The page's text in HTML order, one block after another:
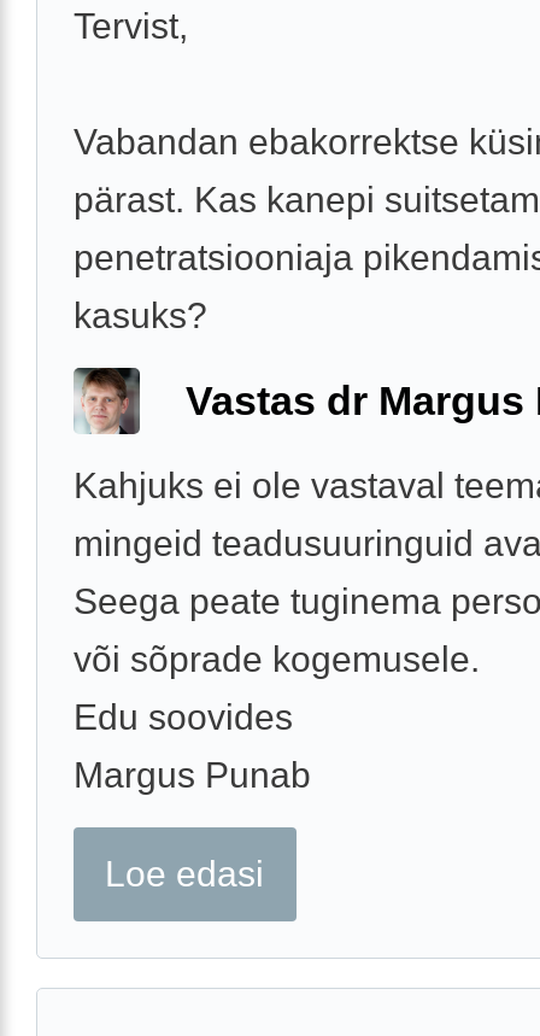
Tervist,
Vabandan ebakorrektse
pärast. Kas kanepi
penetratsiooniaja
kasuks?
Vastas dr Margus
Kahjuks ei ole vastaval
mingeid teadusuuringuid
Seega peate tuginema
või sõprade kogemusele.
Edu soovides
Margus Punab
Loe edasi